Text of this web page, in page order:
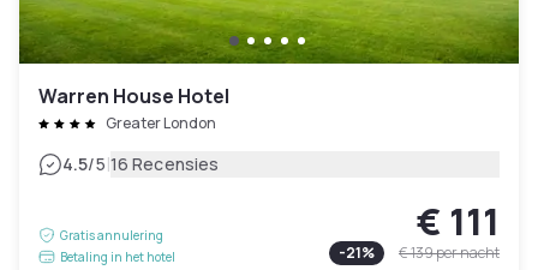
Warren House Hotel
Greater London
4.5/5|16 Recensies
Gratis annulering
Betaling in het hotel
€ 111
-21% € 139per nacht